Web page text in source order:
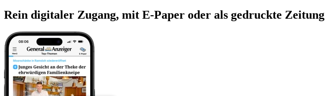
Rein digitaler Zugang, mit E-Paper oder als gedruckte Zeitung